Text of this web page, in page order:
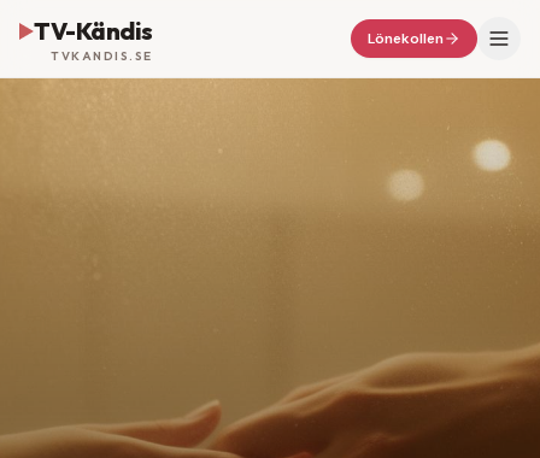
TV-Kändis
TVKANDIS.SE
Lönekollen